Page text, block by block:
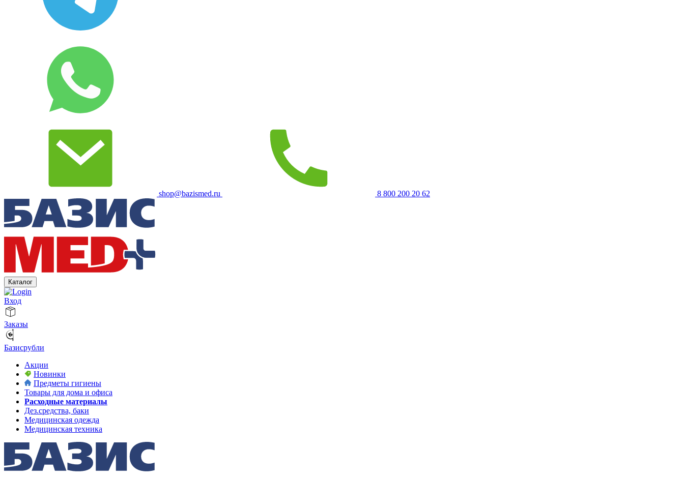
shop@bazismed.ru 8 800 200 20 62
Каталог
Вход
Заказы
Базисрубли
Акции
Новинки
Предметы гигиены
Товары для дома и офиса
Расходные материалы
Дез.средства, баки
Медицинская одежда
Медицинская техника